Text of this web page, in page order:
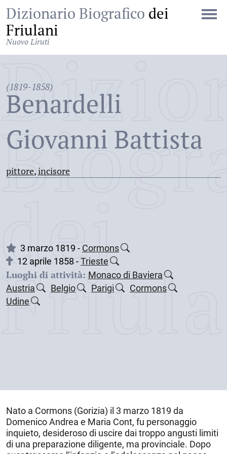
Dizionario Biografico dei
Friulani
Nuovo Liruti
(1819-1858)
Benardelli
Giovanni Battista
pittore,incisore
dei
3 marzo 1819 - Cormons
12 aprile 1858 -Trieste
Luoghi di attività: Monaco di Baviera
Austria
Belgio Parigi
Cormons
Udine
Nato a Cormons (Gorizia) il 3 marzo 1819 da
Domenico Andrea e Maria Cont, fu personaggio
inquieto, desideroso di uscire dai troppo angusti limiti
di una preparazione diligente, ma provinciale. Dopo